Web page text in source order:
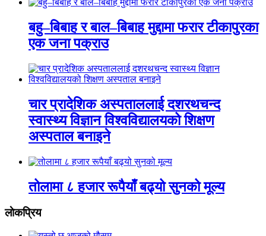
बहु–बिबाह र बाल–बिबाह मुद्दामा फरार टीकापुरका
एक जना पक्राउ
चार प्रादेशिक अस्पताललाई दशरथचन्द
स्वास्थ्य विज्ञान विश्वविद्यालयको शिक्षण
अस्पताल बनाइने
तोलामा ८ हजार रूपैयाँ बढ्यो सुनको मूल्य
लाेकप्रिय